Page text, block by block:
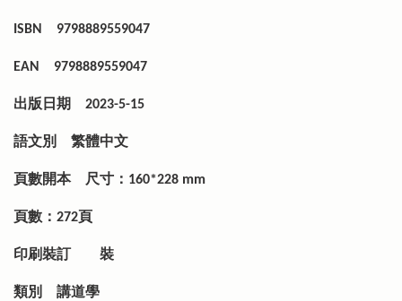
ISBN 9798889559047
EAN 9798889559047
出版日期 2023-5-15
語文別 繁體中文
頁數開本 尺寸：160*228 mm
頁數：272頁
印刷裝訂 裝
類別 講道學